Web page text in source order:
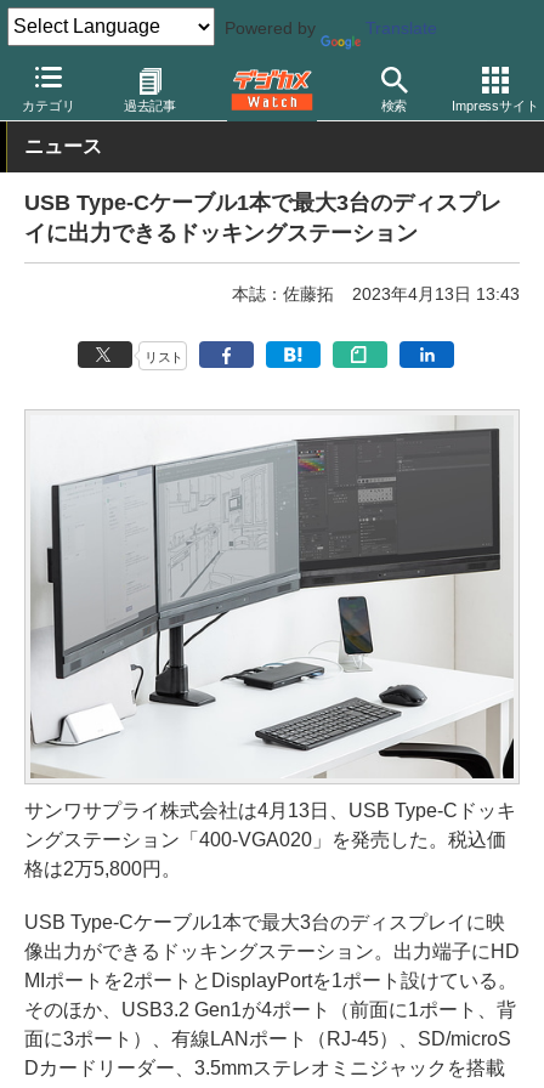
Powered by Translate
カテゴリ 過去記事 検索 Impressサイト
デジカメ Watch 撮影用品 記録メディア/カードリーダー
ニュース
USB Type-Cケーブル1本で最大3台のディスプレ
イに出力できるドッキングステーション
本誌：佐藤拓 2023年4月13日 13:43
リスト
サンワサプライ株式会社は4月13日、USB Type-Cドッキ
ングステーション「400-VGA020」を発売した。税込価
格は2万5,800円。
USB Type-Cケーブル1本で最大3台のディスプレイに映
像出力ができるドッキングステーション。出力端子にHD
MIポートを2ポートとDisplayPortを1ポート設けている。
そのほか、USB3.2 Gen1が4ポート（前面に1ポート、背
面に3ポート）、有線LANポート（RJ-45）、SD/microS
Dカードリーダー、3.5mmステレオミニジャックを搭載